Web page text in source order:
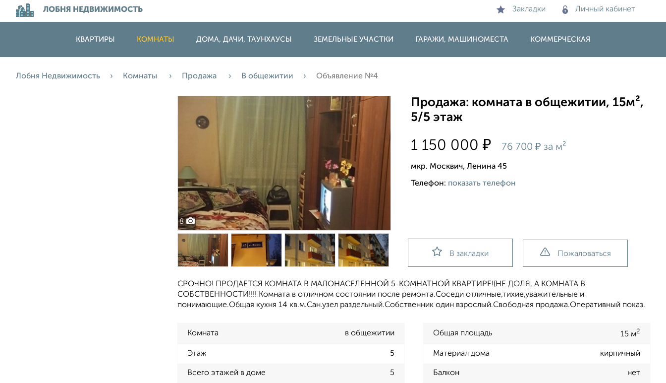
ЛОБНЯ НЕДВИЖИМОСТЬ Закладки Личный кабинет
КВАРТИРЫ КОМНАТЫ ДОМА, ДАЧИ, ТАУНХАУСЫ ЗЕМЕЛЬНЫЕ УЧАСТКИ ГАРАЖИ, МАШИНОМЕСТА КОММЕРЧЕСКАЯ
Лобня Недвижимость Комнаты Продажа В общежитии Объявление №4
8
Продажа: комната в общежитии, 15м²,
5/5 этаж
1 150 000₽ 76 700₽ за м²
мкр. Москвич, Ленина 45
Телефон: показать телефон
В закладки Пожаловаться
СРОЧНО! ПРОДАЕТСЯ КОМНАТА В МАЛОНАСЕЛЕННОЙ 5-КОМНАТНОЙ КВАРТИРЕ!(НЕ ДОЛЯ, А КОМНАТА В
СОБСТВЕННОСТИ!!!! Комната в отличном состоянии после ремонта.Соседи отличные,тихие,уважительные и
понимающие.Общая кухня 14 кв.м.Сан.узел раздельный.Собственник один взрослый.Свободная продажа.Оперативный показ.
Комната в общежитии Общая площадь 15 м2
Этаж 5 Материал дома кирпичный
Всего этажей в доме 5 Балкон нет